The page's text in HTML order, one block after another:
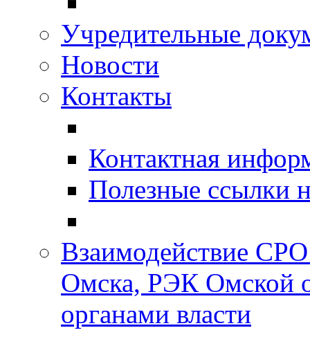
Учредительные
Новости
Контакты
Контактная
Полезные ссылки
Взаимодействие
Омска, РЭК Омской
органами власти